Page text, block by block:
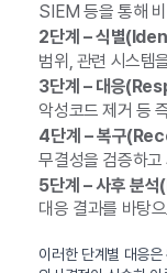
SIEM 등을 통해
2단계 – 식별
범위, 관련 시스템
3단계 – 대응
악성코드 제거 등
4단계 – 복구
무결성을 검증하
5단계 – 사후 분
대응 결과를 바탕
이러한 단계별 대응